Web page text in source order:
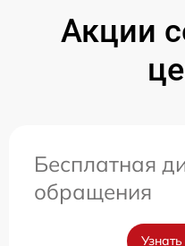
Акции
Бесплатная
обращения